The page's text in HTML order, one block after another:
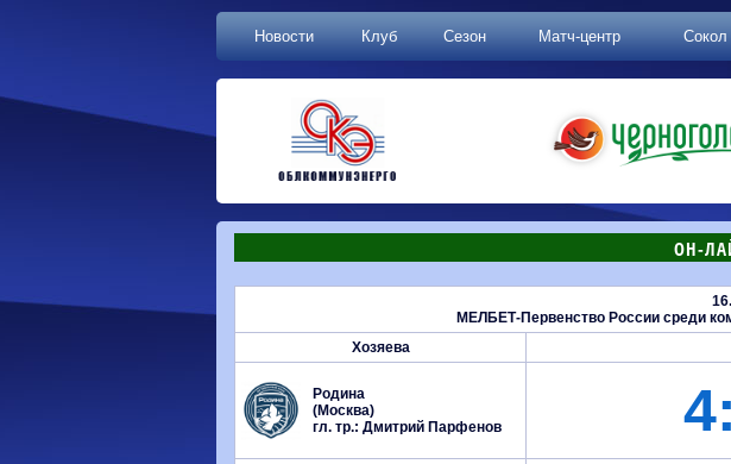
Новости Клуб Сезон Матч-центр Сокол
ОН-
МЕЛБЕТ-Первенство России среди
Хозяева
Родина
(Москва)
гл. тр.: Дмитрий Парфенов